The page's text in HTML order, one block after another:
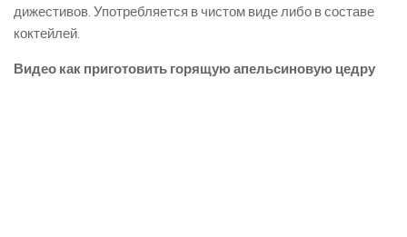
дижестивов. Употребляется в чистом виде либо в составе
коктейлей.
Видео как приготовить горящую апельсиновую цедру